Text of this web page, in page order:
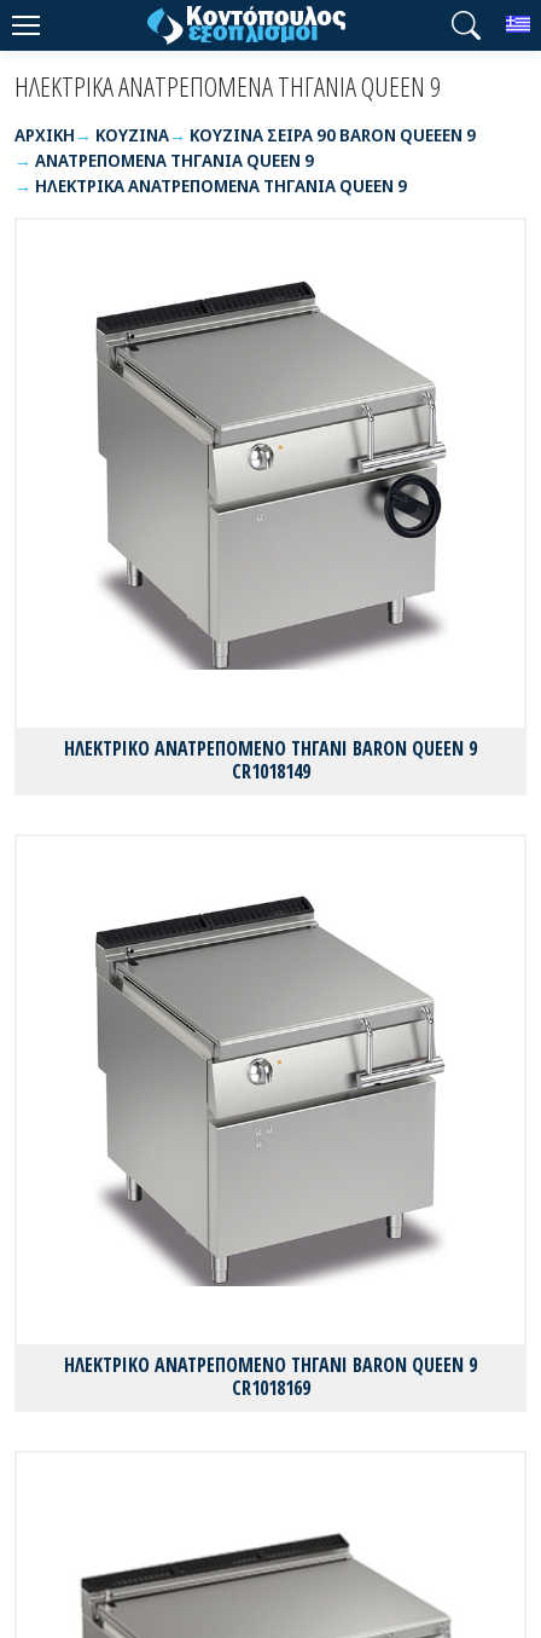
ΗΛΕΚΤΡΙΚΑ ΑΝΑΤΡΕΠΟΜΕΝΑ ΤΗΓΑΝΙΑ QUEEN 9
ΑΡΧΙΚΉ ΚΟΥΖΙΝΑ
ΚΟΥΖΙΝΑ ΣΕΙΡΑ 90 BARON QUEEEN 9
ΑΝΑΤΡΕΠΟΜΕΝΑ ΤΗΓΑΝΙΑ QUEEN 9
ΗΛΕΚΤΡΙΚΑ ΑΝΑΤΡΕΠΟΜΕΝΑ ΤΗΓΑΝΙΑ QUEEN 9
ΗΛΕΚΤΡΙΚΟ ΑΝΑΤΡΕΠΟΜΕΝΟ ΤΗΓΑΝΙ BARON QUEEN 9
CR1018149
ΗΛΕΚΤΡΙΚΟ ΑΝΑΤΡΕΠΟΜΕΝΟ ΤΗΓΑΝΙ BARON QUEEN 9
CR1018169